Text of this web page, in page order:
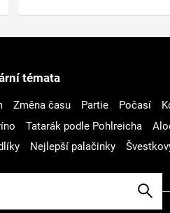
témata
Změna času Partie Počasí
Tatarák podle Pohlreicha
Nejlepší palačinky